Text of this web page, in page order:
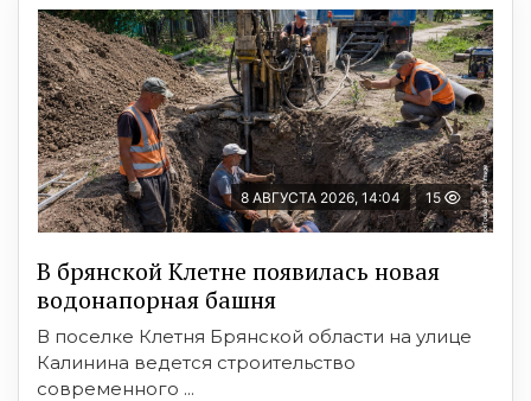
8 АВГУСТА 2026, 14:04 15
В брянской Клетне появилась новая
водонапорная башня
В поселке Клетня Брянской области на улице
Калинина ведется строительство
современного ...